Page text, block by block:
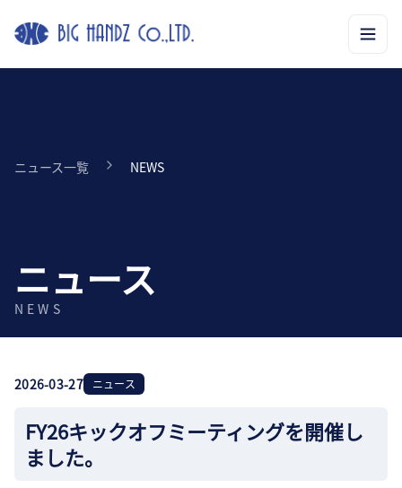
ニュース一覧 NEWS
ニュース
NEWS
2026-03-27 ニュース
FY26キックオフミーティングを開催し
ました。